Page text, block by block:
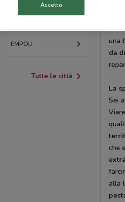
EMPOLI
Tutte le città
Il
una
da
La
Sei
che
alla
Accetto